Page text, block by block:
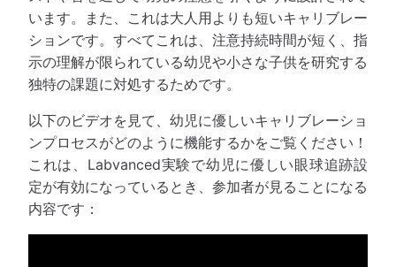
います。また、これは大人用よりも短いキャリブレー
ションです。すべてこれは、注意持続時間が短く、指
示の理解が限られている幼児や小さな子供を研究する
独特の課題に対処するためです。
以下のビデオを見て、幼児に優しいキャリブレーショ
ンプロセスがどのように機能するかをご覧ください！
これは、Labvanced実験で幼児に優しい眼球追跡設
定が有効になっているとき、参加者が見ることになる
内容です：